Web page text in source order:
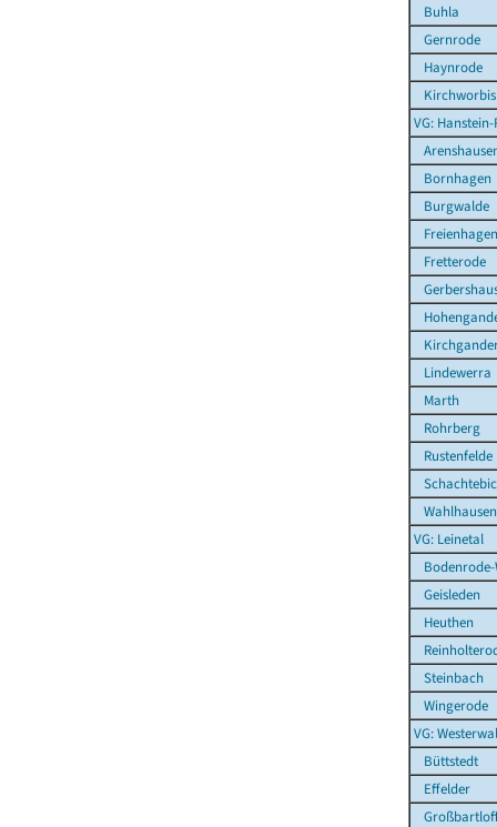
Buhla
Gernrode
Haynrode
Kirchworbis
VG:
Bornhagen
Burgwalde
Freienhagen
Fretterode
Lindewerra
Marth
Rohrberg
Rustenfelde
Wahlhausen
VG: Leinetal
Bodenrode-
Geisleden
Heuthen
Steinbach
Wingerode
VG:
Büttstedt
Effelder